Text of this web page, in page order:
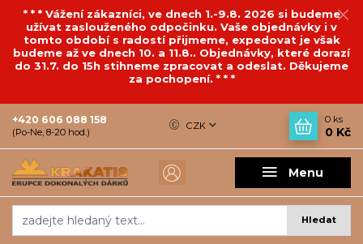
* * * Vážení zákazníci, ve dnech 1.-9.8. 2026 si budeme
užívat zaslouženého odpočinku. Vaše objednávky i v
tomto období s radostí přijmeme, expedovat je však
budeme až ve dnech 10. a 11.8.. Objednávky, které dorazí
do 31.7. do 15h stihneme zpracovat a odeslat. Děkujeme
za pochopení. * * *
Menu
CZK
Hledat
+420 606 088 158
(Po-Ne, 8-20 hod.)
0 ks
0 Kč